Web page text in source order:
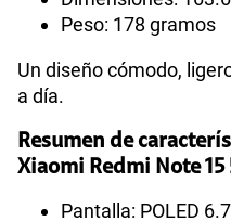
Peso: 178 gramos
Un diseño cómodo,
a día.
Resumen de
Xiaomi Redmi Note 15
Pantalla: POLED